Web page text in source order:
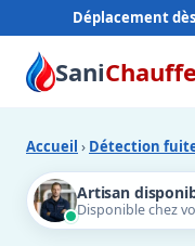
Déplacement dès
SaniChauffe
Accueil › Détection
Artisan
Disponible chez